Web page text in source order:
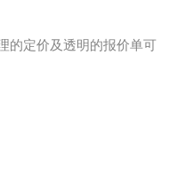
的定价及透明的报价单可